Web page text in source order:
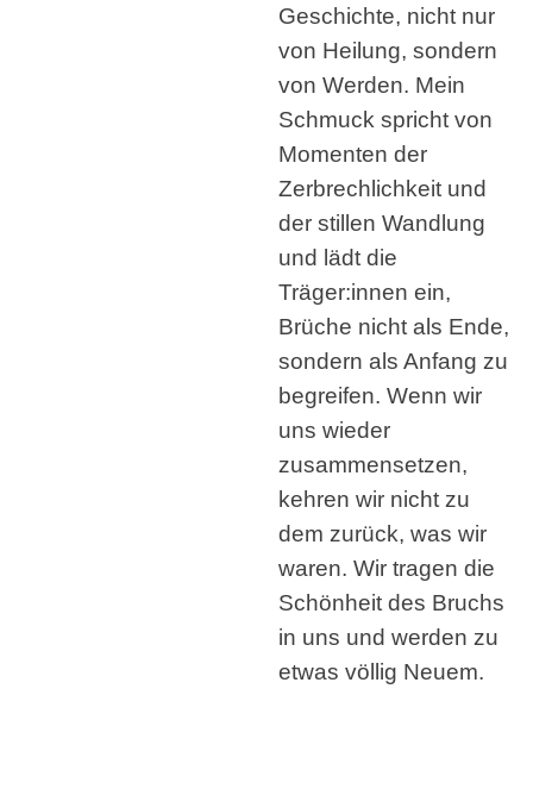
Geschichte, nicht nur
von Heilung, sondern
von Werden. Mein
Schmuck spricht von
Momenten der
Zerbrechlichkeit und
der stillen Wandlung
und lädt die
Träger:innen ein,
Brüche nicht als Ende,
sondern als Anfang zu
begreifen. Wenn wir
uns wieder
zusammensetzen,
kehren wir nicht zu
dem zurück, was wir
waren. Wir tragen die
Schönheit des Bruchs
in uns und werden zu
etwas völlig Neuem.